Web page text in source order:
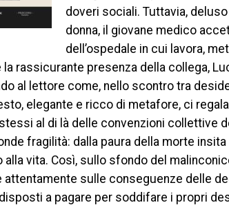
doveri sociali. Tuttavia,
donna, il giovane medico
dell’ospedale in cui lavora,
rassicurante presenza della collega,
al lettore come, nello scontro tra
elegante e ricco di metafore, ci
al di là delle convenzioni collettive
fragilità: dalla paura della morte
alla vita. Così, sullo sfondo del
attentamente sulle conseguenze delle
a pagare per soddifare i propri